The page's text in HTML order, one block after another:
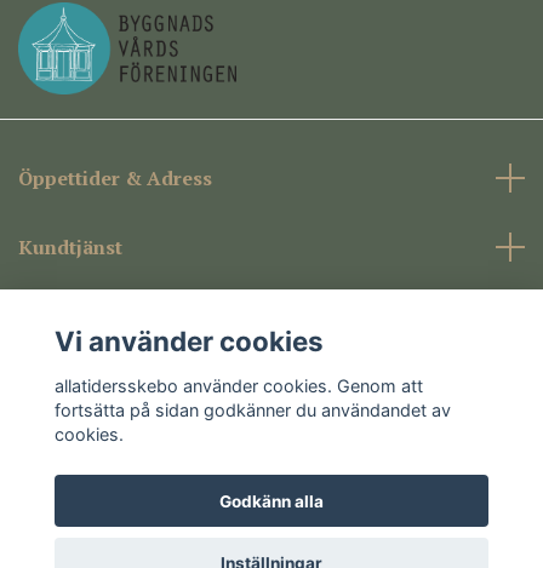
Öppettider & Adress
Kundtjänst
Sociala medier
© 2026 allatidersskebo
Vi använder cookies
allatidersskebo använder cookies. Genom att
fortsätta på sidan godkänner du användandet av
cookies.
Godkänn alla
Inställningar